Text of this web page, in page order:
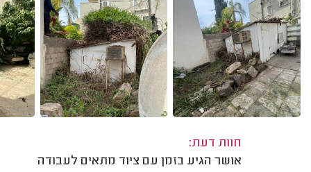
חוות דעת:
אושר הגיע בזמן עם ציוד מתאים לעבודה